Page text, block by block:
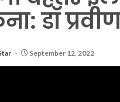
डॉ
September 12, 2022